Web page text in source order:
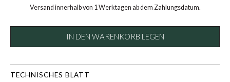
Versand innerhalb von 1 Werktagen ab dem Zahlungsdatum.
IN DEN WARENKORB LEGEN
TECHNISCHES BLATT